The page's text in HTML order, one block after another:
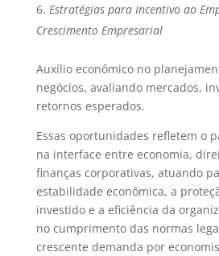
Estratégias para Incentivo ao
Crescimento Empresarial
Auxílio econômico no
negócios, avaliando mercados,
retornos esperados.
Essas oportunidades refletem o
na interface entre economia,
finanças corporativas, atuando
estabilidade econômica, a
investido e a eficiência da
no cumprimento das normas
crescente demanda por